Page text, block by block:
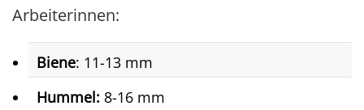
Arbeiterinnen:
Biene: 11-13 mm
Hummel: 8-16 mm